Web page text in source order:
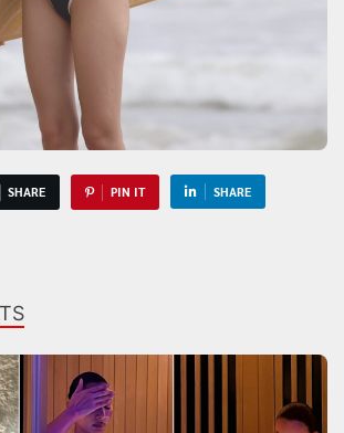
SHARE PIN IT SHARE